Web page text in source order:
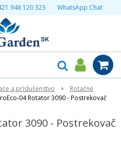
948 120 323 WhatsApp Chat
a príslušenstvo
Rotačné
04 Rotator 3090 - Postrekovač
3090 - Postrekovač